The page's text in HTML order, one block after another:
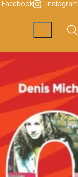
Facebook Instagram